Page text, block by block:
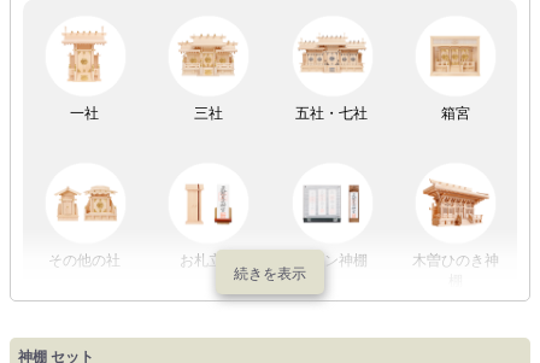
LED灯 七色LED灯 和紙・絹製 木・竹製
初盆セット 贈るセット 盆提灯単品 一対セット
盆提灯一万円
一社 三社 五社・七社 箱宮
その他の社 お札立て モダン神棚
木曽ひのき神
神棚 セット